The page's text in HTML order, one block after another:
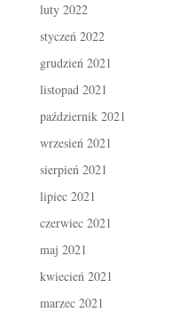
luty 2022
styczeń 2022
grudzień 2021
listopad 2021
październik 2021
wrzesień 2021
sierpień 2021
lipiec 2021
czerwiec 2021
maj 2021
kwiecień 2021
marzec 2021